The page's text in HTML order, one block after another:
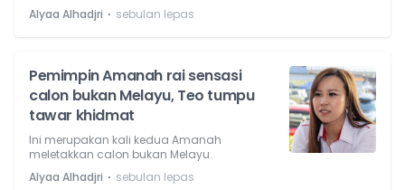
Alyaa Alhadjri ⋅ sebulan lepas
Pemimpin Amanah rai sensasi
calon bukan Melayu, Teo tumpu
tawar khidmat
Ini merupakan kali kedua Amanah
meletakkan calon bukan Melayu.
Alyaa Alhadjri ⋅ sebulan lepas